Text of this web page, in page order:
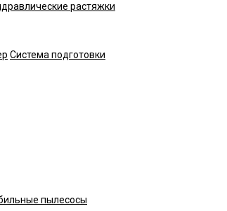
растяжки
Система подготовки
пылесосы